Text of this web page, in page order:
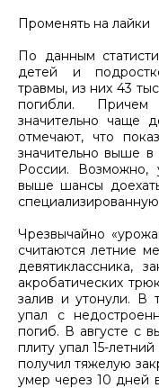
Променять на лайки
По данным
детей и
травмы, из них 43
погибли.
значительно чаще
отмечают, что
значительно выше
России. Возможно,
выше шансы
Чрезвычайно
считаются летние
девятиклассника,
акробатических
залив и утонули. В
упал с
погиб. В августе с
плиту упал 15-
получил тяжелую
умер через 10 дней